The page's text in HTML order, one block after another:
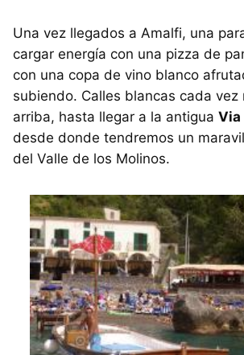
Una vez llegados a Amalfi, una
cargar energía con una pizza de
con una copa de vino blanco
subiendo. Calles blancas cada vez
arriba, hasta llegar a la antigua Via
desde donde tendremos un
del Valle de los Molinos.